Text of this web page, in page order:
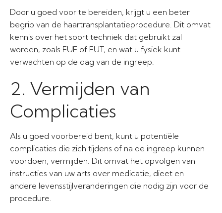
Door u goed voor te bereiden, krijgt u een beter
begrip van de haartransplantatieprocedure. Dit omvat
kennis over het soort techniek dat gebruikt zal
worden, zoals FUE of FUT, en wat u fysiek kunt
verwachten op de dag van de ingreep.
2. Vermijden van
Complicaties
Als u goed voorbereid bent, kunt u potentiële
complicaties die zich tijdens of na de ingreep kunnen
voordoen, vermijden. Dit omvat het opvolgen van
instructies van uw arts over medicatie, dieet en
andere levensstijlveranderingen die nodig zijn voor de
procedure.